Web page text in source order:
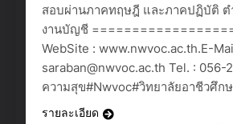
สอบผ่านภาคทฤษฎี และภาคปฏิบัติ ต
งานบัญชี
WebSite : www.nwvoc.ac.th.E-
saraban@nwvoc.ac.th Tel. : 056-
ความสุข#Nwvoc#วิทยาลัยอาชีวศึก
รายละเอียด